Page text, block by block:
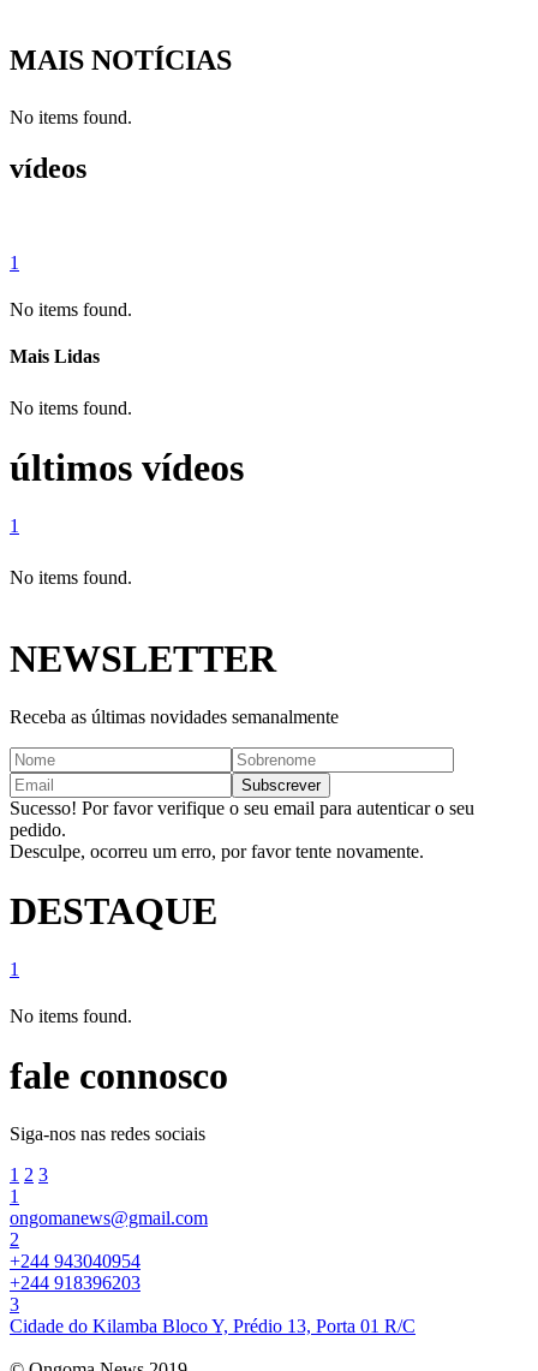
MAIS NOTÍCIAS
No items found.
vídeos
1
No items found.
Mais Lidas
No items found.
últimos vídeos
1
No items found.
NEWSLETTER
Receba as últimas novidades semanalmente
Sucesso! Por favor verifique o seu email para autenticar o seu
pedido.
Desculpe, ocorreu um erro, por favor tente novamente.
DESTAQUE
1
No items found.
fale connosco
Siga-nos nas redes sociais
1 2 3
1
ongomanews@gmail.com
2
+244 943040954
+244 918396203
3
Cidade do Kilamba Bloco Y, Prédio 13, Porta 01 R/C